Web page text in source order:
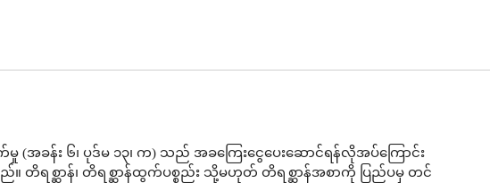
(အခန်း ၆၊ ပုဒ်မ ၁၃၊ က) သည် အခကြေးငွေပေးဆောင်ရန်လိုအပ်ကြောင်း
ည်။ တိရစ္ဆာန်၊ တိရစ္ဆာန်ထွက်ပစ္စည်း သို့မဟုတ် တိရစ္ဆာန်အစာကို ပြည်ပမှ တင်